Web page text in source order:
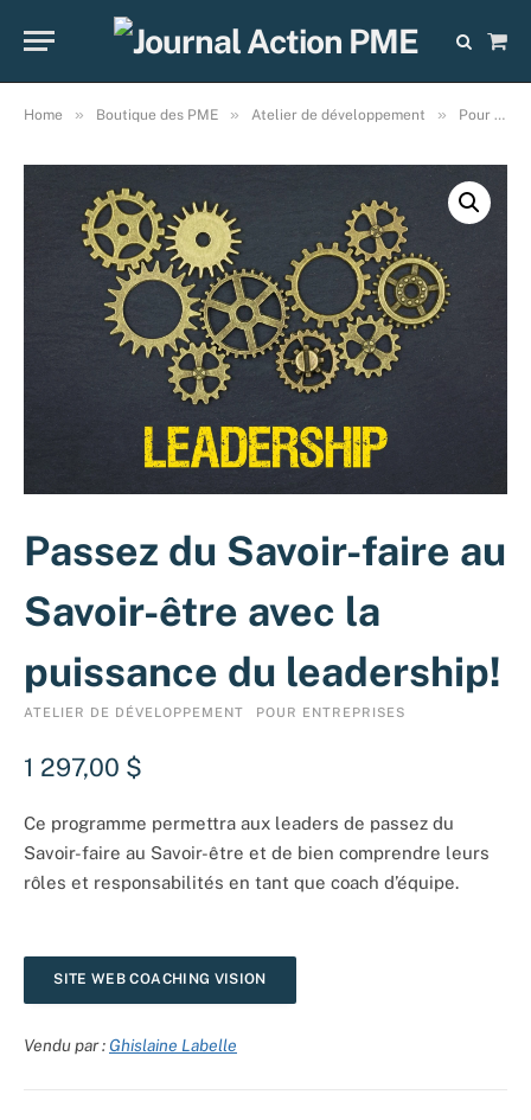
Cart
Home » Boutique des PME » Atelier de développement » Pour entreprises
Passez du Savoir-faire au
Savoir-être avec la
puissance du leadership!
ATELIER DE DÉVELOPPEMENT POUR ENTREPRISES
1 297,00 $
Ce programme permettra aux leaders de passez du
Savoir-faire au Savoir-être et de bien comprendre leurs
rôles et responsabilités en tant que coach d’équipe.
SITE WEB COACHING VISION
Vendu par : Ghislaine Labelle